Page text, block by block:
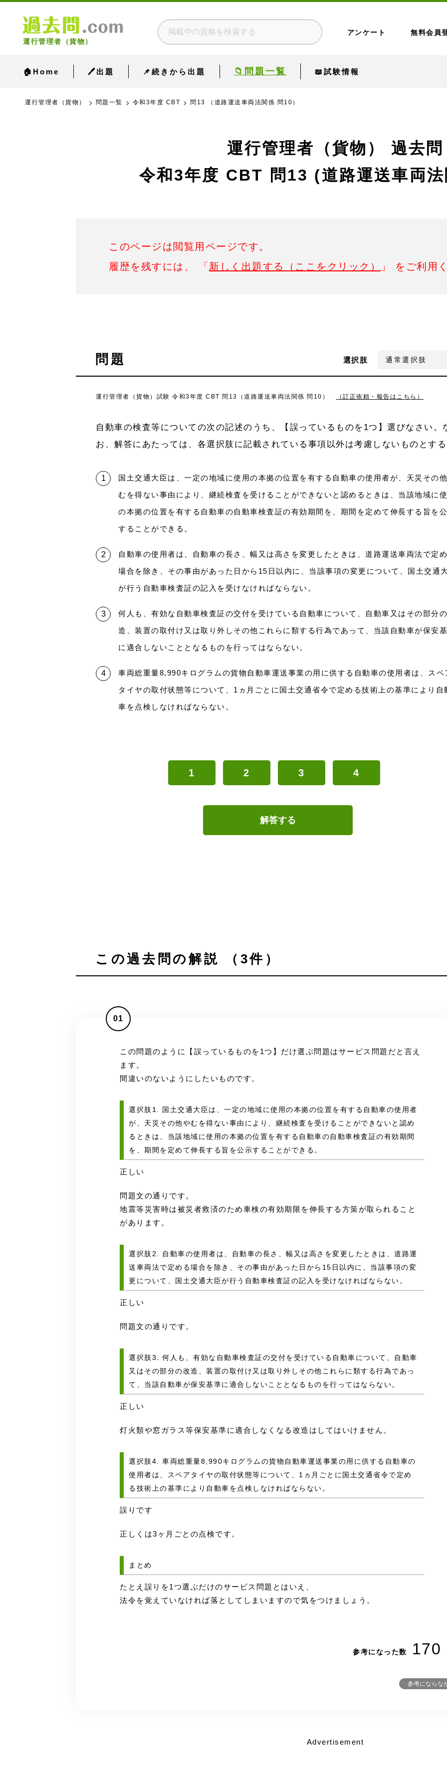
運行管理者（貨物）
アンケート 無料会員
🏠Home 🖊出題 📌続きから出題 📁問題一覧 📖試験情報
運行管理者（貨物） 問題一覧 令和3年度 CBT 問13 （道路運送車両法関係 問10）
運行管理者（貨物） 過去問
令和3年度 CBT 問13 (道路運送車両
このページは閲覧用ページです。
履歴を残すには、 「 新しく出題する（ここをクリック） 」 をご利用
問題 選択肢
運行管理者（貨物）試験 令和3年度 CBT 問13（道路運送車両法関係 問10） （訂正依頼・報告はこちら）
自動車の検査等についての次の記述のうち、【誤っているものを1つ】選びなさい。
お、解答にあたっては、各選択肢に記載されている事項以外は考慮しないものとす
国土交通大臣は、一定の地域に使用の本拠の位置を有する自動車の使用者が、天災その
むを得ない事由により、継続検査を受けることができないと認めるときは、当該地域に
の本拠の位置を有する自動車の自動車検査証の有効期間を、期間を定めて伸長する旨を
することができる。
自動車の使用者は、自動車の長さ、幅又は高さを変更したときは、道路運送車両法で定
場合を除き、その事由があった日から15日以内に、当該事項の変更について、国土交通
が行う自動車検査証の記入を受けなければならない。
何人も、有効な自動車検査証の交付を受けている自動車について、自動車又はその部分
造、装置の取付け又は取り外しその他これらに類する行為であって、当該自動車が保安
に適合しないこととなるものを行ってはならない。
車両総重量8,990キログラムの貨物自動車運送事業の用に供する自動車の使用者は、スペ
タイヤの取付状態等について、1ヵ月ごとに国土交通省令で定める技術上の基準により自
車を点検しなければならない。
1 2 3 4
解答する
この過去問の解説 （3件）
01
この問題のように【誤っているものを1つ】だけ選ぶ問題はサービス問題だと言え
ます。
間違いのないようにしたいものです。
選択肢1. 国土交通大臣は、一定の地域に使用の本拠の位置を有する自動車の使用者
が、天災その他やむを得ない事由により、継続検査を受けることができないと認め
るときは、当該地域に使用の本拠の位置を有する自動車の自動車検査証の有効期間
を、期間を定めて伸長する旨を公示することができる。
正しい
問題文の通りです。
地震等災害時は被災者救済のため車検の有効期限を伸長する方策が取られること
があります。
選択肢2. 自動車の使用者は、自動車の長さ、幅又は高さを変更したときは、道路運
送車両法で定める場合を除き、その事由があった日から15日以内に、当該事項の変
更について、国土交通大臣が行う自動車検査証の記入を受けなければならない。
正しい
問題文の通りです。
選択肢3. 何人も、有効な自動車検査証の交付を受けている自動車について、自動車
又はその部分の改造、装置の取付け又は取り外しその他これらに類する行為であっ
て、当該自動車が保安基準に適合しないこととなるものを行ってはならない。
正しい
灯火類や窓ガラス等保安基準に適合しなくなる改造はしてはいけません。
選択肢4. 車両総重量8,990キログラムの貨物自動車運送事業の用に供する自動車の
使用者は、スペアタイヤの取付状態等について、1ヵ月ごとに国土交通省令で定め
る技術上の基準により自動車を点検しなければならない。
誤りです
正しくは3ヶ月ごとの点検です。
まとめ
たとえ誤りを1つ選ぶだけのサービス問題とはいえ、
法令を覚えていなければ落としてしまいますので気をつけましょう。
参考になった数 170
参考にならな
Advertisement